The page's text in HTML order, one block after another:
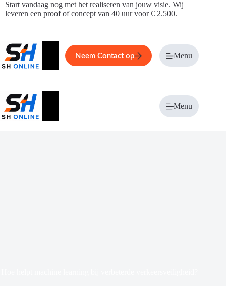
Ga
naar
Start vandaag nog met het realiseren van jouw visie. Wij
leveren een proof of concept van 40 uur voor € 2.500.
Home Service Over ons
Neem Contact op Menu
Menu